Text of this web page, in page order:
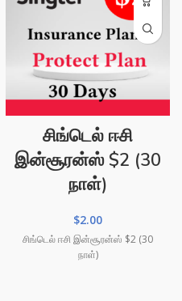
சிங்டெல் ஈசி
இன்சூரன்ஸ் $2 (30
நாள்)
$2.00
சிங்டெல் ஈசி இன்சூரன்ஸ் $2 (30
நாள்)